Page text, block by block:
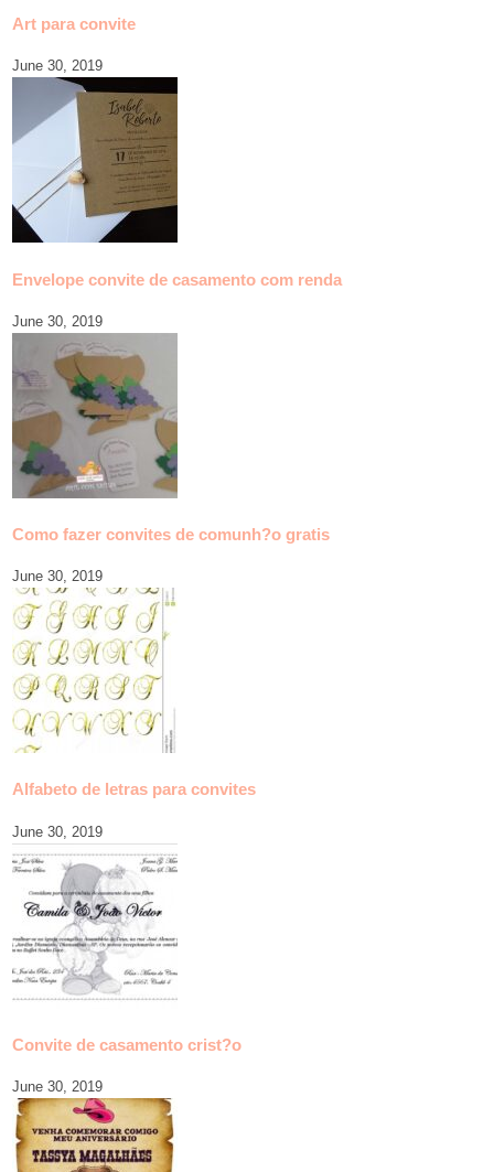
Art para convite
June 30, 2019
Envelope convite de casamento com renda
June 30, 2019
Como fazer convites de comunh?o gratis
June 30, 2019
Alfabeto de letras para convites
June 30, 2019
Convite de casamento crist?o
June 30, 2019